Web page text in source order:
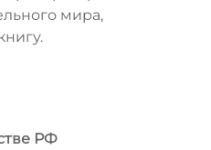
мира,
РФ